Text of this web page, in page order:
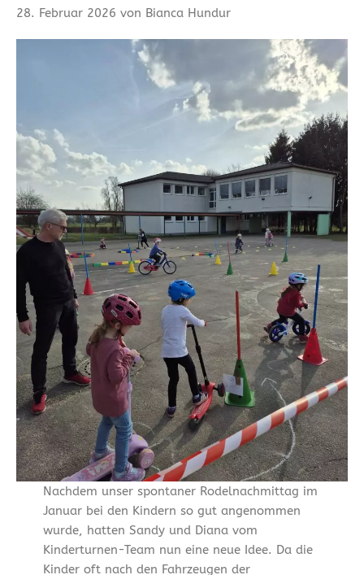
28. Februar 2026 von Bianca Hundur
Nachdem unser spontaner Rodelnachmittag im
Januar bei den Kindern so gut angenommen
wurde, hatten Sandy und Diana vom
Kinderturnen-Team nun eine neue Idee. Da die
Kinder oft nach den Fahrzeugen der